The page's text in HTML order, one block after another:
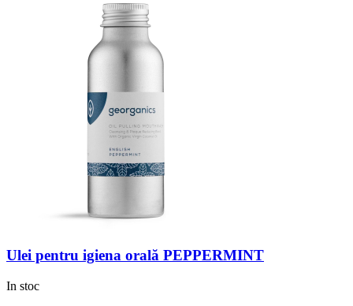
Ulei pentru igiena orală PEPPERMINT
In stoc